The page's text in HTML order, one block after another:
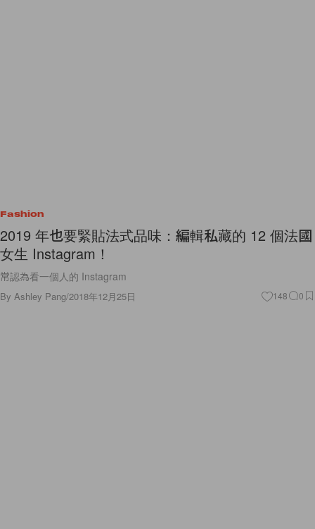
Fashion
2019 年也要緊貼法式品味：編輯私藏的 12 個法國
女生 Instagram！
常認為看一個人的 Instagram
By Ashley Pang/2018年12月25日 148 0